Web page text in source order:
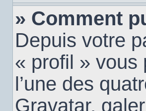
» Comment
Depuis votre
« profil » vous
l’une des
Gravatar,